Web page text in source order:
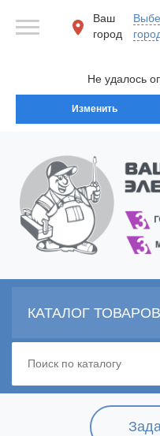
Не удалось
Изменить
Ваш
город
КАТАЛОГ ТОВАРОВ